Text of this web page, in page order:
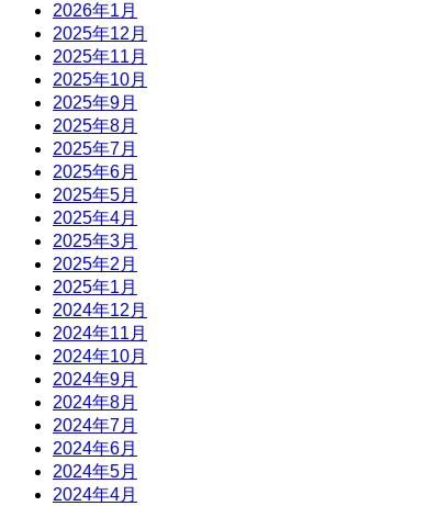
2026年1月
2025年12月
2025年11月
2025年10月
2025年9月
2025年8月
2025年7月
2025年6月
2025年5月
2025年4月
2025年3月
2025年2月
2025年1月
2024年12月
2024年11月
2024年10月
2024年9月
2024年8月
2024年7月
2024年6月
2024年5月
2024年4月